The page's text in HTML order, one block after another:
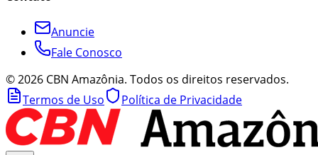
Anuncie
Fale Conosco
©2026 CBN Amazônia. Todos os direitos reservados.
Termos de Uso
Política de Privacidade